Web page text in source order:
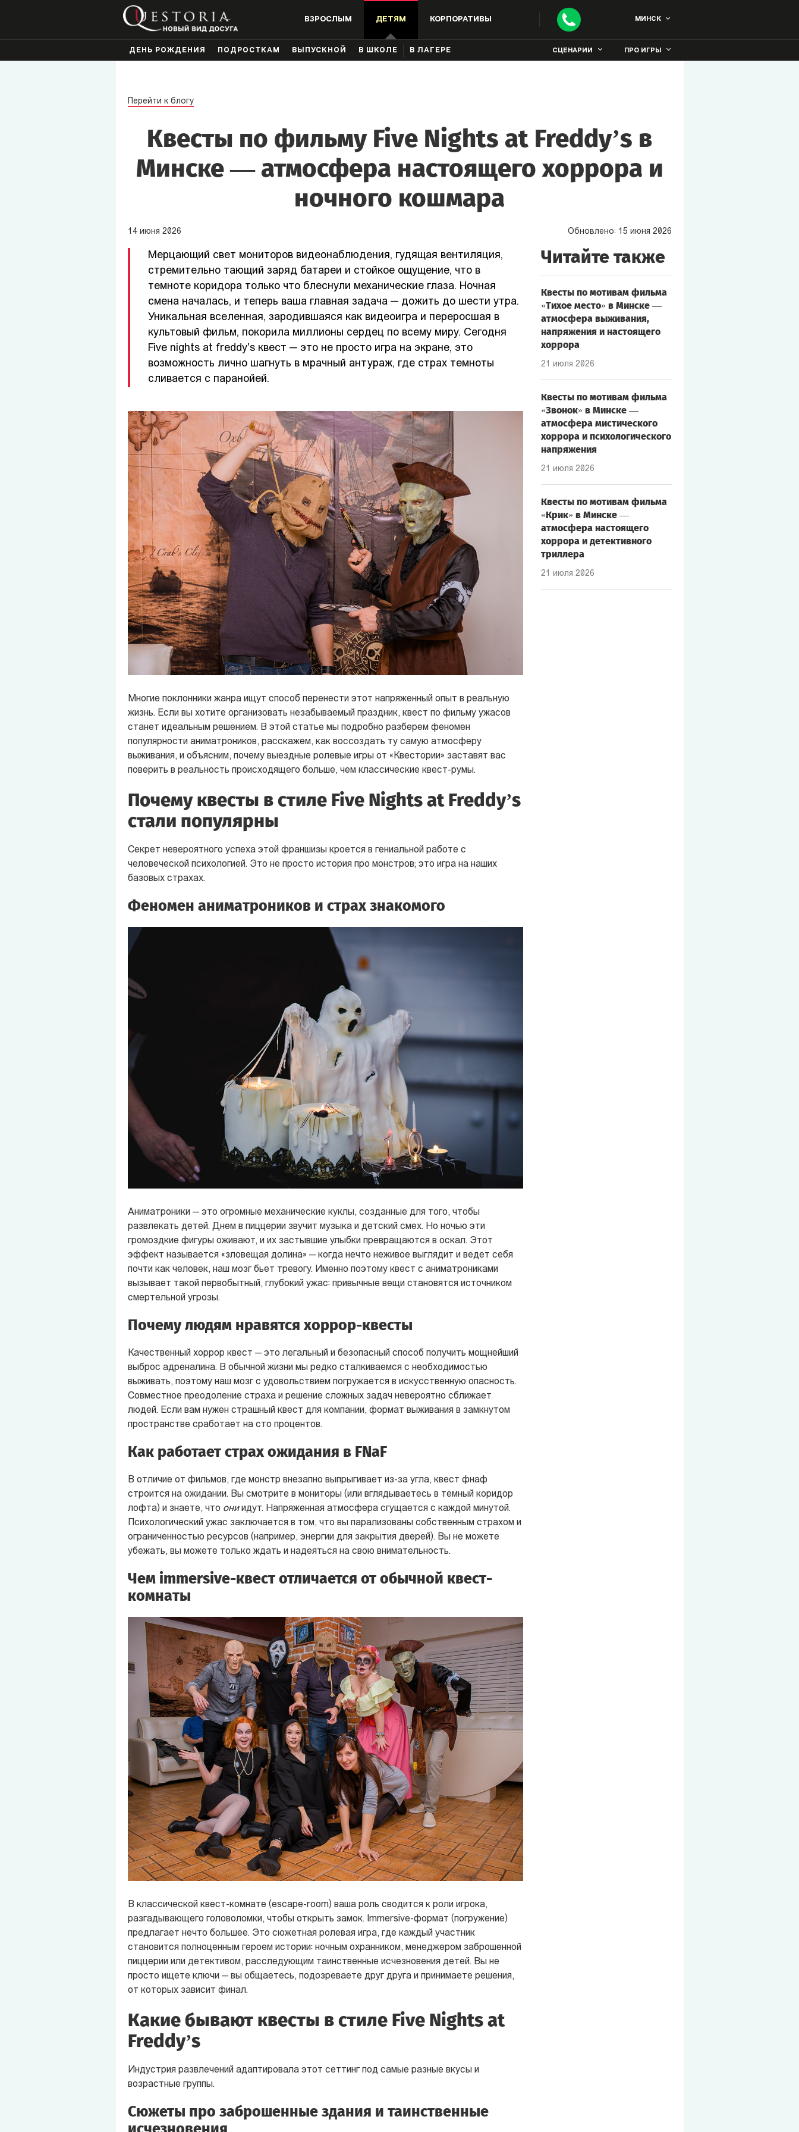
ВЗРОСЛЫМ ДЕТЯМ КОРПОРАТИВЫ МИНСК
ДЕНЬ РОЖДЕНИЯ ПОДРОСТКАМ ВЫПУСКНОЙ В ШКОЛЕ В ЛАГЕРЕ СЦЕНАРИИ ПРО ИГРЫ
Перейти к блогу
Квесты по фильму Five Nights at Freddy’s в
Минске — атмосфера настоящего хоррора и
ночного кошмара
14 июня 2026 Обновлено: 15 июня 2026
Мерцающий свет мониторов видеонаблюдения, гудящая вентиляция,
стремительно тающий заряд батареи и стойкое ощущение, что в
темноте коридора только что блеснули механические глаза. Ночная
смена началась, и теперь ваша главная задача — дожить до шести утра.
Уникальная вселенная, зародившаяся как видеоигра и переросшая в
культовый фильм, покорила миллионы сердец по всему миру. Сегодня
Five nights at freddy's квест — это не просто игра на экране, это
возможность лично шагнуть в мрачный антураж, где страх темноты
сливается с паранойей.
Многие поклонники жанра ищут способ перенести этот напряженный опыт в реальную
жизнь. Если вы хотите организовать незабываемый праздник, квест по фильму ужасов
станет идеальным решением. В этой статье мы подробно разберем феномен
популярности аниматроников, расскажем, как воссоздать ту самую атмосферу
выживания, и объясним, почему выездные ролевые игры от «Квестории» заставят вас
поверить в реальность происходящего больше, чем классические квест-румы.
Почему квесты в стиле Five Nights at Freddy’s
стали популярны
Секрет невероятного успеха этой франшизы кроется в гениальной работе с
человеческой психологией. Это не просто история про монстров; это игра на наших
базовых страхах.
Феномен аниматроников и страх знакомого
Аниматроники — это огромные механические куклы, созданные для того, чтобы
развлекать детей. Днем в пиццерии звучит музыка и детский смех. Но ночью эти
громоздкие фигуры оживают, и их застывшие улыбки превращаются в оскал. Этот
эффект называется «зловещая долина» — когда нечто неживое выглядит и ведет себя
почти как человек, наш мозг бьет тревогу. Именно поэтому квест с аниматрониками
вызывает такой первобытный, глубокий ужас: привычные вещи становятся источником
смертельной угрозы.
Почему людям нравятся хоррор-квесты
Качественный хоррор квест — это легальный и безопасный способ получить мощнейший
выброс адреналина. В обычной жизни мы редко сталкиваемся с необходимостью
выживать, поэтому наш мозг с удовольствием погружается в искусственную опасность.
Совместное преодоление страха и решение сложных задач невероятно сближает
людей. Если вам нужен страшный квест для компании, формат выживания в замкнутом
пространстве сработает на сто процентов.
Как работает страх ожидания в FNaF
В отличие от фильмов, где монстр внезапно выпрыгивает из-за угла, квест фнаф
строится на ожидании. Вы смотрите в мониторы (или вглядываетесь в темный коридор
лофта) и знаете, что ониидут. Напряженная атмосфера сгущается с каждой минутой.
Психологический ужас заключается в том, что вы парализованы собственным страхом и
ограниченностью ресурсов (например, энергии для закрытия дверей). Вы не можете
убежать, вы можете только ждать и надеяться на свою внимательность.
Чем immersive-квест отличается от обычной квест-
комнаты
В классической квест-комнате (escape-room) ваша роль сводится к роли игрока,
разгадывающего головоломки, чтобы открыть замок. Immersive-формат (погружение)
предлагает нечто большее. Это сюжетная ролевая игра, где каждый участник
становится полноценным героем истории: ночным охранником, менеджером заброшенной
пиццерии или детективом, расследующим таинственные исчезновения детей. Вы не
просто ищете ключи — вы общаетесь, подозреваете друг друга и принимаете решения,
от которых зависит финал.
Какие бывают квесты в стиле Five Nights at
Freddy’s
Индустрия развлечений адаптировала этот сеттинг под самые разные вкусы и
возрастные группы.
Сюжеты про заброшенные здания и таинственные
Читайте также
Квесты по мотивам фильма
«Тихое место» в Минске —
атмосфера выживания,
напряжения и настоящего
хоррора
21 июля 2026
Квесты по мотивам фильма
«Звонок» в Минске —
атмосфера мистического
хоррора и психологического
напряжения
21 июля 2026
Квесты по мотивам фильма
«Крик» в Минске —
атмосфера настоящего
хоррора и детективного
триллера
21 июля 2026